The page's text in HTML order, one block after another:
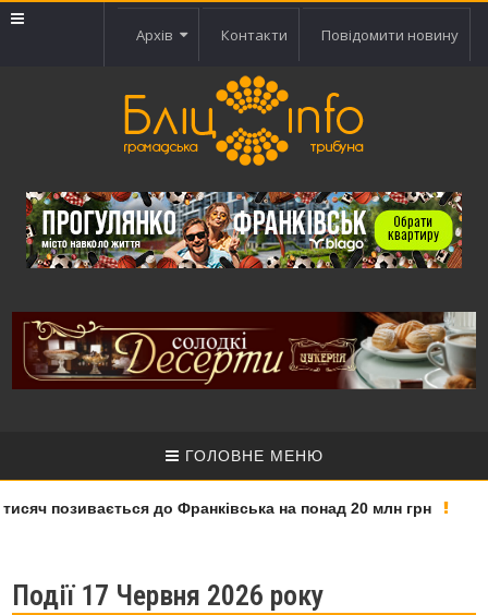
Архів Контакти Повідомити новину
ГОЛОВНЕ МЕНЮ
позивається до Франківська на понад 20 млн грн
Події 17 Червня 2026 року